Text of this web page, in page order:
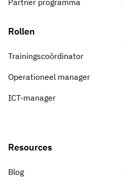
Partner programma
Rollen
Trainingscoördinator
Operationeel manager
ICT-manager
Resources
Blog